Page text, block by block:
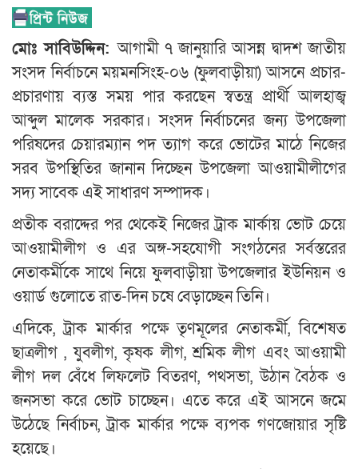
মোঃ সাবিউদ্দিন:আগামী ৭ জানুয়ারি আসন্ন দ্বাদশ জাতীয়
সংসদ নির্বাচনে ময়মনসিংহ-০৬ (ফুলবাড়ীয়া) আসনে প্রচার-
প্রচারণায় ব্যস্ত সময় পার করছেন স্বতন্ত্র প্রার্থী আলহাজ্ব
আব্দুল মালেক সরকার। সংসদ নির্বাচনের জন্য উপজেলা
পরিষদের চেয়ারম্যান পদ ত্যাগ করে ভোটের মাঠে নিজের
সরব উপস্থিতির জানান দিচ্ছেন উপজেলা আওয়ামীলীগের
সদ্য সাবেক এই সাধারণ সম্পাদক।
প্রতীক বরাদ্দের পর থেকেই নিজের ট্রাক মার্কায় ভোট চেয়ে
আওয়ামীলীগ ও এর অঙ্গ-সহযোগী সংগঠনের সর্বস্তরের
নেতাকর্মীকে সাথে নিয়ে ফুলবাড়ীয়া উপজেলার ইউনিয়ন ও
ওয়ার্ড গুলোতে রাত-দিন চষে বেড়াচ্ছেন তিনি।
এদিকে, ট্রাক মার্কার পক্ষে তৃণমূলের নেতাকর্মী, বিশেষত
ছাত্রলীগ , যুবলীগ, কৃষক লীগ, শ্রমিক লীগ এবং আওয়ামী
লীগ দল বেঁধে লিফলেট বিতরণ, পথসভা, উঠান বৈঠক ও
জনসভা করে ভোট চাচ্ছেন। এতে করে এই আসনে জমে
উঠেছে নির্বাচন, ট্রাক মার্কার পক্ষে ব্যপক গণজোয়ার সৃষ্টি
হয়েছে।